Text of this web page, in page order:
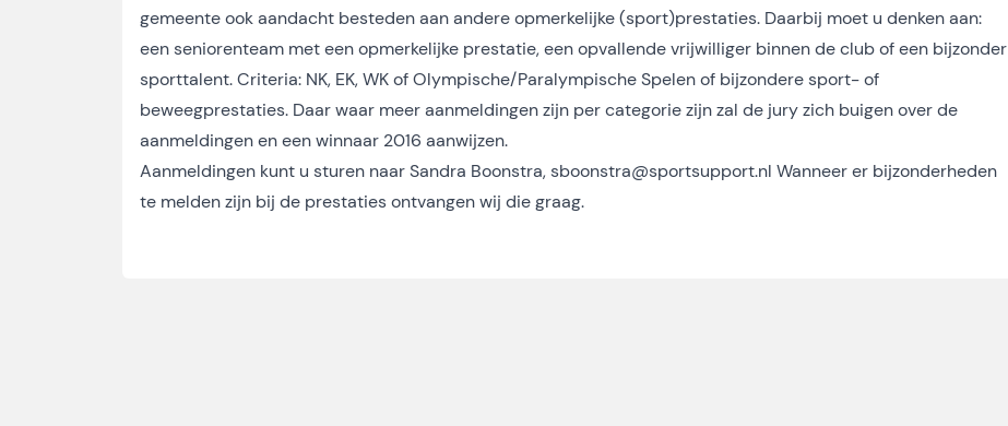
gemeente ook aandacht besteden aan andere opmerkelijke (sport)prestaties. Daarbij moet u denken aan:
een seniorenteam met een opmerkelijke prestatie, een opvallende vrijwilliger binnen de club of een bijzonder
sporttalent. Criteria: NK, EK, WK of Olympische/Paralympische Spelen of bijzondere sport- of
beweegprestaties. Daar waar meer aanmeldingen zijn per categorie zijn zal de jury zich buigen over de
aanmeldingen en een winnaar 2016 aanwijzen.
Aanmeldingen kunt u sturen naar Sandra Boonstra,sboonstra@sportsupport.nl Wanneer er bijzonderheden
te melden zijn bij de prestaties ontvangen wij die graag.